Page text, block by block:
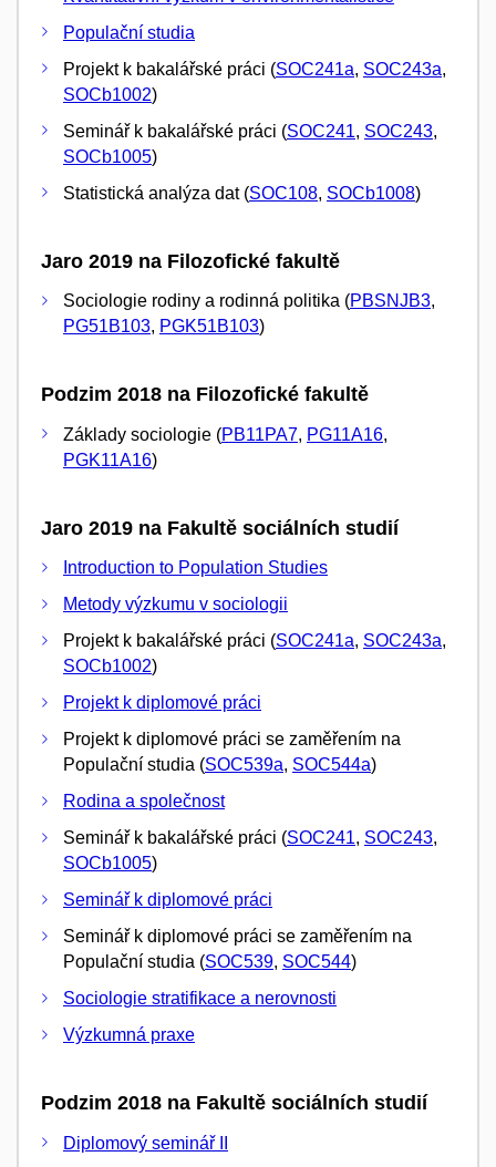
Populační studia
Projekt k bakalářské práci (SOC241a, SOC243a,
SOCb1002)
Seminář k bakalářské práci (SOC241, SOC243,
SOCb1005)
Statistická analýza dat (SOC108, SOCb1008)
Jaro 2019 na Filozofické fakultě
Sociologie rodiny a rodinná politika (PBSNJB3,
PG51B103, PGK51B103)
Podzim 2018 na Filozofické fakultě
Základy sociologie (PB11PA7, PG11A16,
PGK11A16)
Jaro 2019 na Fakultě sociálních studií
Introduction to Population Studies
Metody výzkumu v sociologii
Projekt k bakalářské práci (SOC241a, SOC243a,
SOCb1002)
Projekt k diplomové práci
Projekt k diplomové práci se zaměřením na
Populační studia (SOC539a, SOC544a)
Rodina a společnost
Seminář k bakalářské práci (SOC241, SOC243,
SOCb1005)
Seminář k diplomové práci
Seminář k diplomové práci se zaměřením na
Populační studia (SOC539, SOC544)
Sociologie stratifikace a nerovnosti
Výzkumná praxe
Podzim 2018 na Fakultě sociálních studií
Diplomový seminář II